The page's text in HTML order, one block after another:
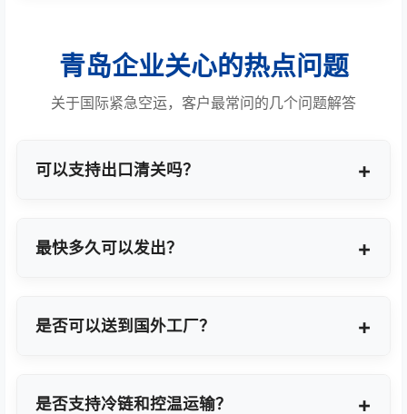
青岛企业关心的热点问题
关于国际紧急空运，客户最常问的几个问题解答
可以支持出口清关吗？
最快多久可以发出？
是否可以送到国外工厂？
是否支持冷链和控温运输？